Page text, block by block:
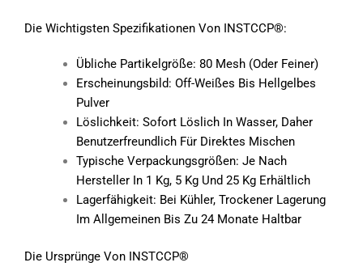
Die Wichtigsten Spezifikationen Von INSTCCP®:
Übliche Partikelgröße: 80 Mesh (oder Feiner)
Erscheinungsbild: Off-Weißes Bis Hellgelbes
Pulver
Löslichkeit: Sofort Löslich In Wasser, Daher
Benutzerfreundlich Für Direktes Mischen
Typische Verpackungsgrößen: Je Nach
Hersteller In 1 Kg, 5 Kg Und 25 Kg Erhältlich
Lagerfähigkeit: Bei Kühler, Trockener Lagerung
Im Allgemeinen Bis Zu 24 Monate Haltbar
Die Ursprünge Von INSTCCP®